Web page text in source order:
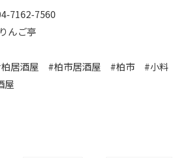
7162-7560
んご亭
居酒屋 #柏市居酒屋 #柏市 #小料
屋